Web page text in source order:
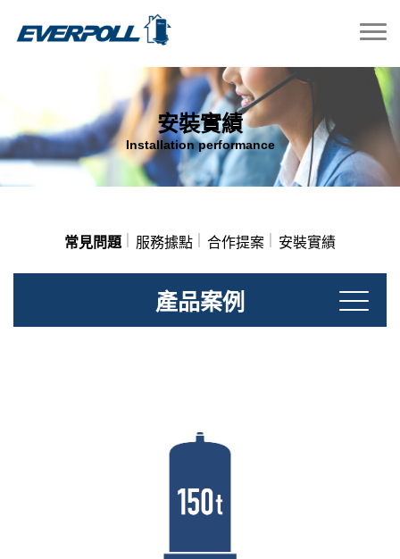
安裝實績
Installation performance
常見問題 服務據點 合作提案 安裝實績
產品案例